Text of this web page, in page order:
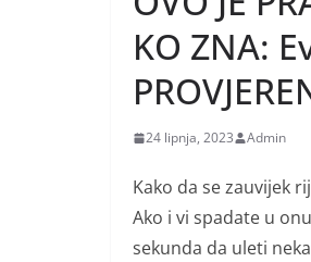
KO ZNA:
24 lipnja, 2023 Admin
Kako da se zauvijek
Ako i vi spadate u
sekunda da uleti